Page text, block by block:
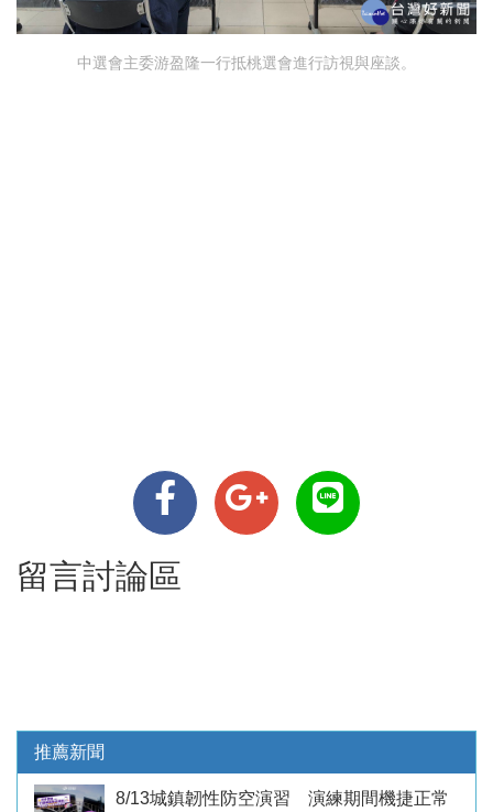
中選會主委游盈隆一行抵桃選會進行訪視與座談。
留言討論區
推薦新聞
8/13城鎮韌性防空演習 演練期間機捷正常